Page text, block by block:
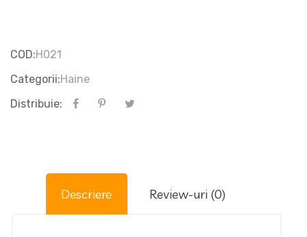
COD:H021
Categorii:Haine
Distribuie:
Descriere Review-uri (0)